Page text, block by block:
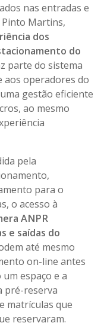
nas entradas e
Martins,
dos
do
parte do sistema
aos operadores do
gestão eficiente
ao mesmo
pela
para o
o acesso à
ANPR
e saídas do
até mesmo
on-line antes
espaço e a
pré-reserva
matrículas que
reservaram.